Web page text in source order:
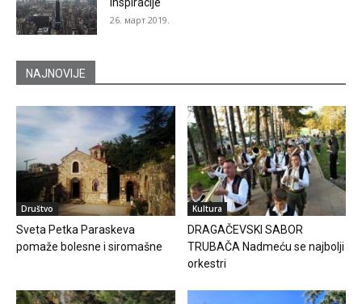
inspiracije
26. март 2019.
NAJNOVIJE
Društvo
Sveta Petka Paraskeva
pomaže bolesne i siromašne
Kultura
DRAGAČEVSKI SABOR
TRUBAČA Nadmeću se najbolji
orkestri